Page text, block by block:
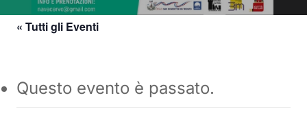
« Tutti gli Eventi
Questo evento è passato.